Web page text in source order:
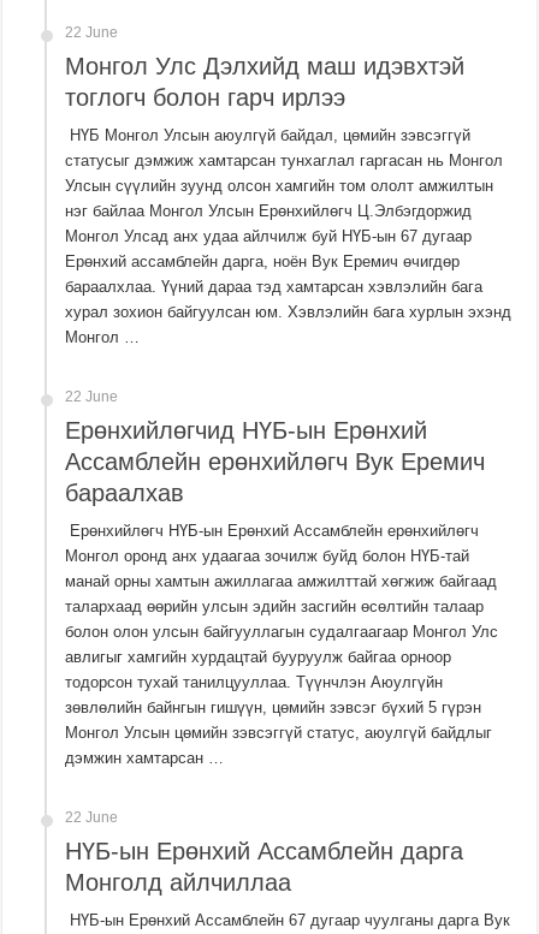
22 June
Монгол Улс Дэлхийд маш идэвхтэй
тоглогч болон гарч ирлээ
НҮБ Монгол Улсын аюулгүй байдал, цөмийн зэвсэггүй
статусыг дэмжиж хамтарсан тунхаглал гаргасан нь Монгол
Улсын сүүлийн зуунд олсон хамгийн том ололт амжилтын
нэг байлаа Монгол Улсын Ерөнхийлөгч Ц.Элбэгдоржид
Монгол Улсад анх удаа айлчилж буй НҮБ-ын 67 дугаар
Ерөнхий ассамблейн дарга, ноён Вук Еремич өчигдөр
бараалхлаа. Үүний дараа тэд хамтарсан хэвлэлийн бага
хурал зохион байгуулсан юм. Хэвлэлийн бага хурлын эхэнд
Монгол …
22 June
Ерөнхийлөгчид НҮБ-ын Ерөнхий
Ассамблейн ерөнхийлөгч Вук Еремич
бараалхав
Ерөнхийлөгч НҮБ-ын Ерөнхий Ассамблейн ерөнхийлөгч
Монгол оронд анх удаагаа зочилж буйд болон НҮБ-тай
манай орны хамтын ажиллагаа амжилттай хөгжиж байгаад
талархаад өөрийн улсын эдийн засгийн өсөлтийн талаар
болон олон улсын байгууллагын судалгаагаар Монгол Улс
авлигыг хамгийн хурдацтай бууруулж байгаа орноор
тодорсон тухай танилцууллаа. Түүнчлэн Аюулгүйн
зөвлөлийн байнгын гишүүн, цөмийн зэвсэг бүхий 5 гүрэн
Монгол Улсын цөмийн зэвсэггүй статус, аюулгүй байдлыг
дэмжин хамтарсан …
22 June
НҮБ-ын Ерөнхий Ассамблейн дарга
Монголд айлчиллаа
НҮБ-ын Ерөнхий Ассамблейн 67 дугаар чуулганы дарга Вук